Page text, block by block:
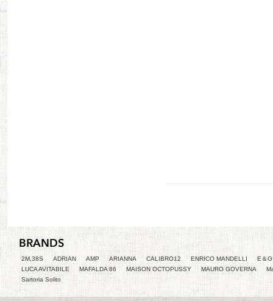
2M,38S ADRIAN AMP ARIANNA CALIBRO12 ENRICO MANDELLI
E＆
LUCA AVITABILE
MAFALDA 86 MAISON OCTOPUSSY MAURO GOVERNA
Sartoria Solito